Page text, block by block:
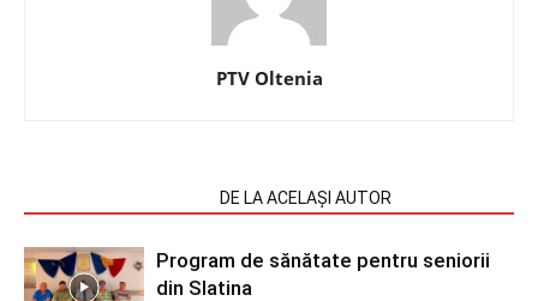
PTV Oltenia
DE LA ACELAȘI AUTOR
Program de sănătate pentru seniorii
din Slatina